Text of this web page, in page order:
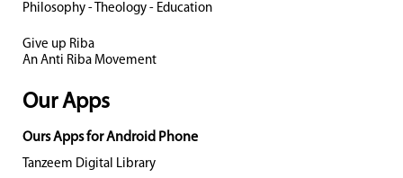
Philosophy - Theology - Education
Give up Riba
An Anti Riba Movement
Our Apps
Ours Apps for Android Phone
Tanzeem Digital Library